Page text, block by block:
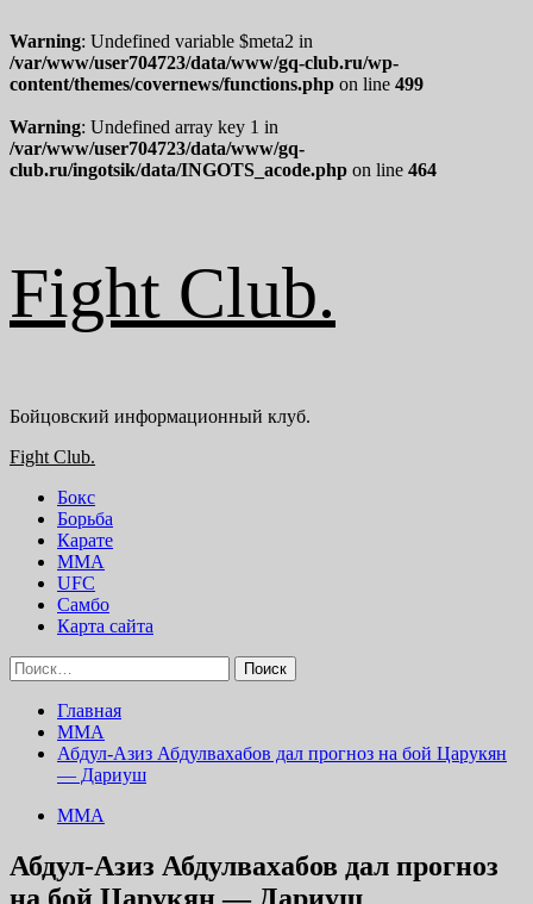
Warning: Undefined variable $meta2 in
/var/www/user704723/data/www/gq-club.ru/wp-
content/themes/covernews/functions.php on line 499
Warning: Undefined array key 1 in
/var/www/user704723/data/www/gq-
club.ru/ingotsik/data/INGOTS_acode.php on line 464
Fight Club.
Бойцовский информационный клуб.
Основное
Fight Club.
Бокс
Борьба
Карате
ММА
UFC
Самбо
Карта сайта
Найти:
Главная
ММА
Абдул-Азиз Абдулвахабов дал прогноз на бой Царукян
— Дариуш
ММА
Абдул-Азиз Абдулвахабов дал прогноз